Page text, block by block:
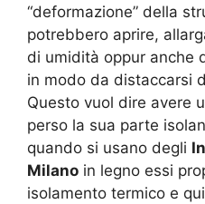
“deformazione” della
potrebbero aprire,
di umidità oppur anche
in modo da distaccarsi
Questo vuol dire avere
perso la sua parte
quando si usano degli
Milano in legno essi
isolamento termico e